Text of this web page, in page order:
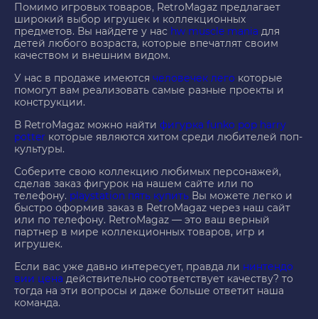
Помимо игровых товаров, RetroMagaz предлагает
широкий выбор игрушек и коллекционных
предметов. Вы найдете у нас hw muscle mania для
детей любого возраста, которые впечатлят своим
качеством и внешним видом.
У нас в продаже имеются человечек лего которые
помогут вам реализовать самые разные проекты и
конструкции.
В RetroMagaz можно найти фигурка funko pop harry
potter которые являются хитом среди любителей поп-
культуры.
Соберите свою коллекцию любимых персонажей,
сделав заказ фигурок на нашем сайте или по
телефону. playstation пять купить Вы можете легко и
быстро оформив заказ в RetroMagaz через наш сайт
или по телефону. RetroMagaz — это ваш верный
партнер в мире коллекционных товаров, игр и
игрушек.
Если вас уже давно интересует, правда ли нинтендо
вии цена действительно соответствует качеству? то
тогда на эти вопросы и даже больше ответит наша
команда.